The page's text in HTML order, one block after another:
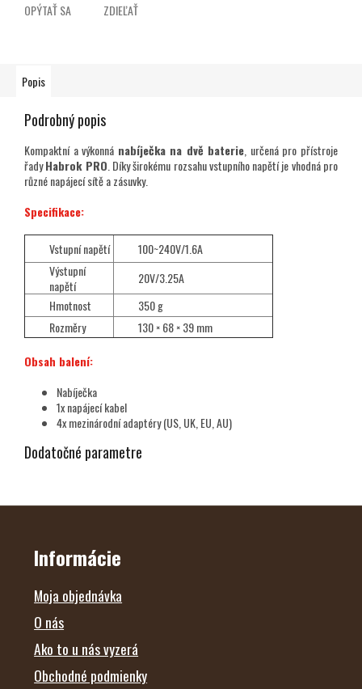
OPÝTAŤ SA ZDIEĽAŤ
Popis
Podrobný popis
Kompaktní a výkonná nabíječka na dvě baterie , určená pro přístroje
řadyHabrok PRO . Díky širokému rozsahu vstupního napětí je vhodná pro
různé napájecí sítě a zásuvky.
Specifikace:
Vstupní napětí
100~240V/1.6A
Výstupní
napětí
20V/3.25A
Hmotnost
350 g
Rozměry
130 × 68 × 39 mm
Obsah balení:
Nabíječka
1x napájecí kabel
4x mezinárodní adaptéry (US, UK, EU, AU)
Dodatočné parametre
Z
Informácie
Moja objednávka
O nás
Ako to u nás vyzerá
Obchodné podmienky